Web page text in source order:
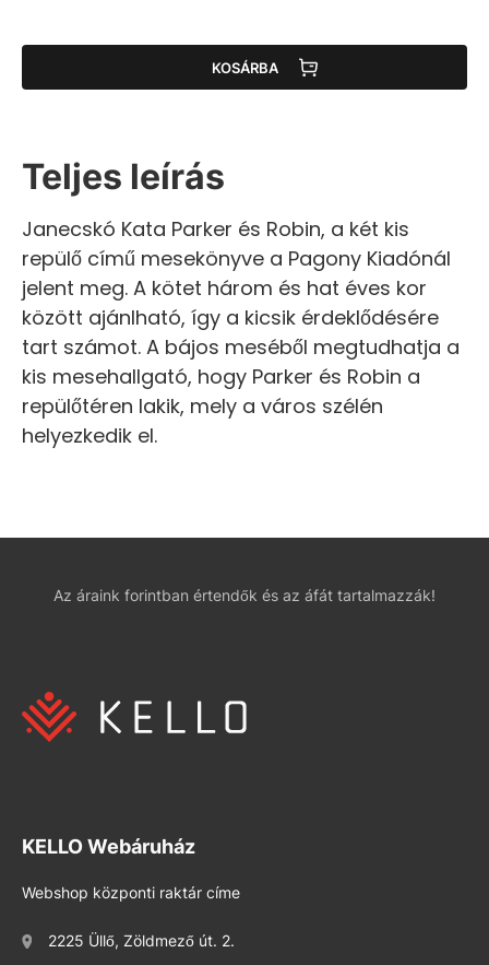
KOSÁRBA
Teljes leírás
Janecskó Kata Parker és Robin, a két kis
repülő című mesekönyve a Pagony Kiadónál
jelent meg. A kötet három és hat éves kor
között ajánlható, így a kicsik érdeklődésére
tart számot. A bájos meséből megtudhatja a
kis mesehallgató, hogy Parker és Robin a
repülőtéren lakik, mely a város szélén
helyezkedik el.
Az áraink forintban értendők és az áfát tartalmazzák!
KELLO Webáruház
Webshop központi raktár címe
2225 Üllő, Zöldmező út. 2.